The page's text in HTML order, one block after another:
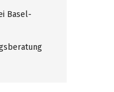
Basel-